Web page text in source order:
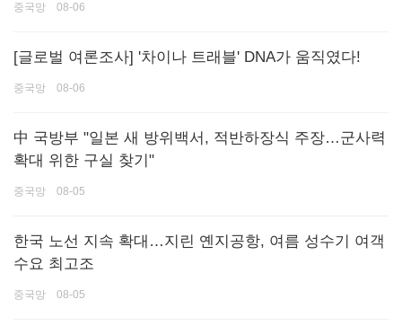
중국망 08-06
[글로벌 여론조사] '차이나 트래블' DNA가 움직였다!
중국망 08-06
中 국방부 "일본 새 방위백서, 적반하장식 주장…군사력
확대 위한 구실 찾기"
중국망 08-05
한국 노선 지속 확대…지린 옌지공항, 여름 성수기 여객
수요 최고조
중국망 08-05